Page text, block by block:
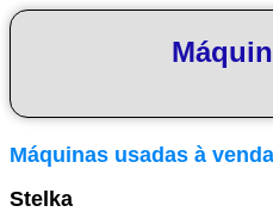
Máquinas usadas à venda
Stelka